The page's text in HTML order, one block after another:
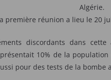
Algérie.
première réunion a lieu le 20
discordants dans
10% de la
pour des tests de la bombe